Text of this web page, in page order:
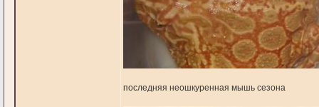
последняя неошкуренная мышь сезона